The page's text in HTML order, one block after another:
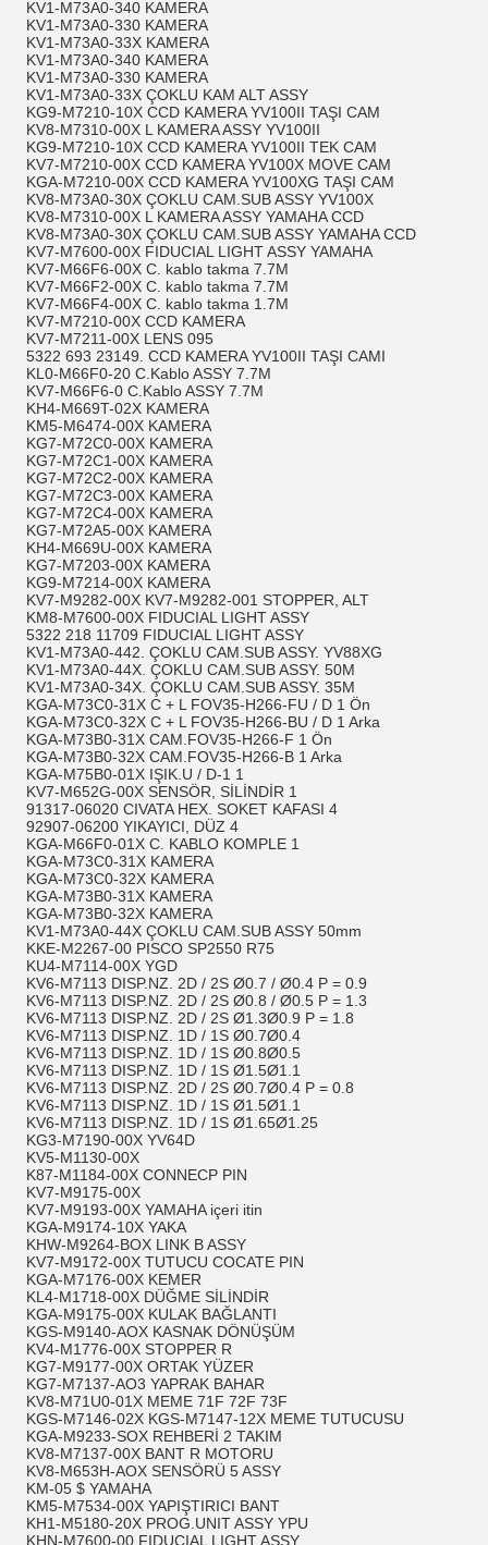
KV1-M73A0-340 KAMERA
KV1-M73A0-330 KAMERA
KV1-M73A0-33X KAMERA
KV1-M73A0-340 KAMERA
KV1-M73A0-330 KAMERA
KV1-M73A0-33X ÇOKLU KAM ALT ASSY
KG9-M7210-10X CCD KAMERA YV100II TAŞI CAM
KV8-M7310-00X L KAMERA ASSY YV100II
KG9-M7210-10X CCD KAMERA YV100II TEK CAM
KV7-M7210-00X CCD KAMERA YV100X MOVE CAM
KGA-M7210-00X CCD KAMERA YV100XG TAŞI CAM
KV8-M73A0-30X ÇOKLU CAM.SUB ASSY YV100X
KV8-M7310-00X L KAMERA ASSY YAMAHA CCD
KV8-M73A0-30X ÇOKLU CAM.SUB ASSY YAMAHA CCD
KV7-M7600-00X FIDUCIAL LIGHT ASSY YAMAHA
KV7-M66F6-00X C. kablo takma 7.7M
KV7-M66F2-00X C. kablo takma 7.7M
KV7-M66F4-00X C. kablo takma 1.7M
KV7-M7210-00X CCD KAMERA
KV7-M7211-00X LENS 095
5322 693 23149. CCD KAMERA YV100II TAŞI CAMI
KL0-M66F0-20 C.Kablo ASSY 7.7M
KV7-M66F6-0 C.Kablo ASSY 7.7M
KH4-M669T-02X KAMERA
KM5-M6474-00X KAMERA
KG7-M72C0-00X KAMERA
KG7-M72C1-00X KAMERA
KG7-M72C2-00X KAMERA
KG7-M72C3-00X KAMERA
KG7-M72C4-00X KAMERA
KG7-M72A5-00X KAMERA
KH4-M669U-00X KAMERA
KG7-M7203-00X KAMERA
KG9-M7214-00X KAMERA
KV7-M9282-00X KV7-M9282-001 STOPPER, ALT
KM8-M7600-00X FIDUCIAL LIGHT ASSY
5322 218 11709 FIDUCIAL LIGHT ASSY
KV1-M73A0-442. ÇOKLU CAM.SUB ASSY. YV88XG
KV1-M73A0-44X. ÇOKLU CAM.SUB ASSY. 50M
KV1-M73A0-34X. ÇOKLU CAM.SUB ASSY. 35M
KGA-M73C0-31X C + L FOV35-H266-FU / D 1 Ön
KGA-M73C0-32X C + L FOV35-H266-BU / D 1 Arka
KGA-M73B0-31X CAM.FOV35-H266-F 1 Ön
KGA-M73B0-32X CAM.FOV35-H266-B 1 Arka
KGA-M75B0-01X IŞIK.U / D-1 1
KV7-M652G-00X SENSÖR, SİLİNDİR 1
91317-06020 CIVATA HEX. SOKET KAFASI 4
92907-06200 YIKAYICI, DÜZ 4
KGA-M66F0-01X C. KABLO KOMPLE 1
KGA-M73C0-31X KAMERA
KGA-M73C0-32X KAMERA
KGA-M73B0-31X KAMERA
KGA-M73B0-32X KAMERA
KV1-M73A0-44X ÇOKLU CAM.SUB ASSY 50mm
KKE-M2267-00 PISCO SP2550 R75
KU4-M7114-00X YGD
KV6-M7113 DISP.NZ. 2D / 2S Ø0.7 / Ø0.4 P = 0.9
KV6-M7113 DISP.NZ. 2D / 2S Ø0.8 / Ø0.5 P = 1.3
KV6-M7113 DISP.NZ. 2D / 2S Ø1.3Ø0.9 P = 1.8
KV6-M7113 DISP.NZ. 1D / 1S Ø0.7Ø0.4
KV6-M7113 DISP.NZ. 1D / 1S Ø0.8Ø0.5
KV6-M7113 DISP.NZ. 1D / 1S Ø1.5Ø1.1
KV6-M7113 DISP.NZ. 2D / 2S Ø0.7Ø0.4 P = 0.8
KV6-M7113 DISP.NZ. 1D / 1S Ø1.5Ø1.1
KV6-M7113 DISP.NZ. 1D / 1S Ø1.65Ø1.25
KG3-M7190-00X YV64D
KV5-M1130-00X
K87-M1184-00X CONNECP PIN
KV7-M9175-00X
KV7-M9193-00X YAMAHA içeri itin
KGA-M9174-10X YAKA
KHW-M9264-BOX LINK B ASSY
KV7-M9172-00X TUTUCU COCATE PIN
KGA-M7176-00X KEMER
KL4-M1718-00X DÜĞME SİLİNDİR
KGA-M9175-00X KULAK BAĞLANTI
KGS-M9140-AOX KASNAK DÖNÜŞÜM
KV4-M1776-00X STOPPER R
KG7-M9177-00X ORTAK YÜZER
KG7-M7137-AO3 YAPRAK BAHAR
KV8-M71U0-01X MEME 71F 72F 73F
KGS-M7146-02X KGS-M7147-12X MEME TUTUCUSU
KGA-M9233-SOX REHBERİ 2 TAKIM
KV8-M7137-00X BANT R MOTORU
KV8-M653H-AOX SENSÖRÜ 5 ASSY
KM-05 $ YAMAHA
KM5-M7534-00X YAPIŞTIRICI BANT
KH1-M5180-20X PROG.UNIT ASSY YPU
KHN-M7600-00 FIDUCIAL LIGHT ASSY